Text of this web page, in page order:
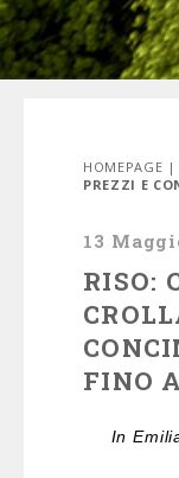
HOMEPAGE |
PREZZI E
13
RISO:
FINO
In